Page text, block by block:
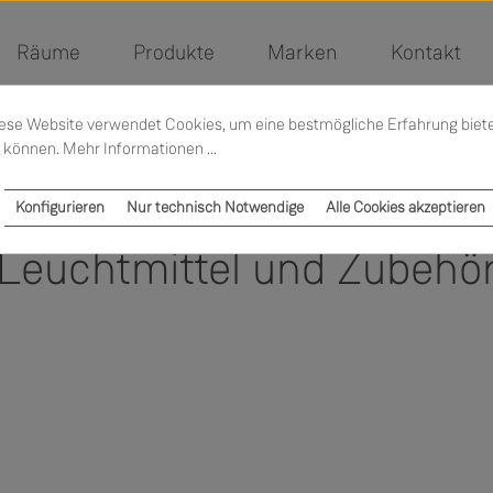
Räume Produkte Marken Kontakt
und
Website verwendet Cookies, um eine bestmögliche Erfahrung
können. Mehr Informationen ...
Nur technisch Notwendige
Konfigurieren Alle Cookies akzeptieren